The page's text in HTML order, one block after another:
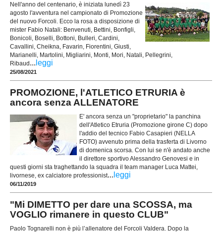
Nell'anno del centenario, è iniziata lunedì 23
agosto l'avventura nel campionato di Promozione
del nuovo Forcoli. Ecco la rosa a disposizione di
mister Fabio Natali: Benvenuti, Bettini, Bonfigli,
Bonicoli, Boselli, Bottoni, Bulleri, Cardini,
Cavallini, Cheikna, Favarin, Fiorentini, Giusti,
Marianelli, Martolini, Migliarini, Monti, Mori, Natali, Pellegrini,
Ribaud... leggi
25/08/2021
PROMOZIONE, l'ATLETICO ETRURIA è
ancora senza ALLENATORE
E' ancora senza un "proprietario" la panchina
dell'Atletico Etruria (Promozione girone C) dopo
l'addio del tecnico Fabio Casapieri (NELLA
FOTO) avvenuto prima della trasferta di Livorno
di domenica scorsa. Con lui se n'è andato anche
il direttore sportivo Alessandro Genovesi e in
questi giorni sta traghettando la squadra il team manager Luca Mattei,
livornese, ex calciatore professionist... leggi
06/11/2019
"Mi DIMETTO per dare una SCOSSA, ma
VOGLIO rimanere in questo CLUB"
Paolo Tognarelli non è più l’allenatore del Forcoli Valdera. Dopo la